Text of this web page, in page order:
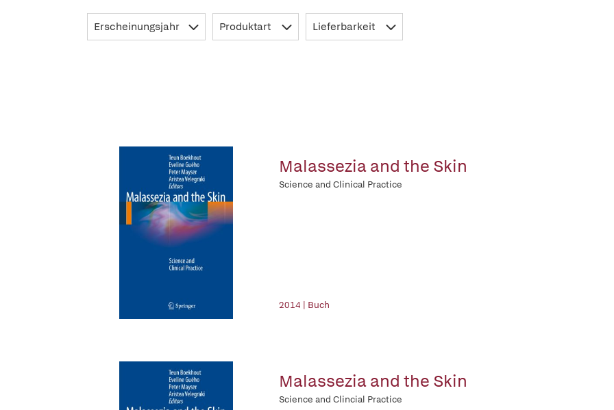
Erscheinungsjahr Produktart Lieferbarkeit
Malassezia and the Skin
Science and Clinical Practice
2014 | Buch
Malassezia and the Skin
Science and Clincial Practice